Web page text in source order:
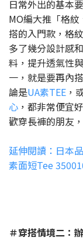
日常外出的基本
MO編大推「格
搭的入門款，格
多了幾分設計感
料，提升透氣性
一，就是要再內
論是UA素TEE ，
心 ，都非常便宜
歡穿長褲的朋友
延伸閱讀：日本
素面短Tee
＃穿搭情境二：